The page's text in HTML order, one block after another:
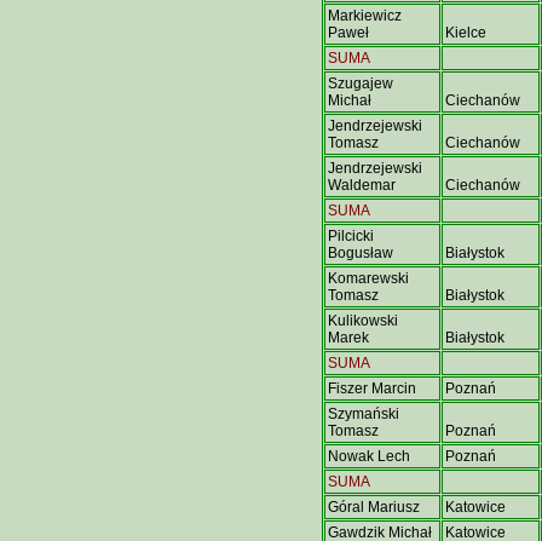
Markiewicz
Paweł
Kielce
SUMA
Szugajew
Michał
Ciechanów
Jendrzejewski
Tomasz
Ciechanów
Jendrzejewski
Waldemar
Ciechanów
SUMA
Pilcicki
Bogusław
Białystok
Komarewski
Tomasz
Białystok
Kulikowski
Marek
Białystok
SUMA
Fiszer Marcin
Poznań
Szymański
Tomasz
Poznań
Nowak Lech
Poznań
SUMA
Góral Mariusz
Katowice
Gawdzik Michał
Katowice